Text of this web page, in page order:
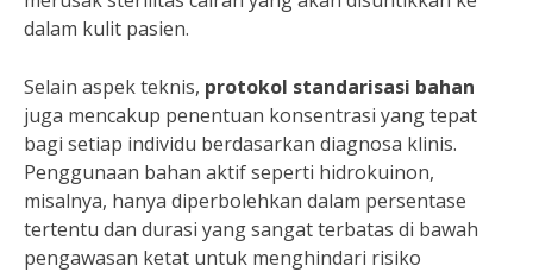
dalam kulit pasien.
Selain aspek teknis, protokol standarisasi bahan
juga mencakup penentuan konsentrasi yang tepat
bagi setiap individu berdasarkan diagnosa klinis.
Penggunaan bahan aktif seperti hidrokuinon,
misalnya, hanya diperbolehkan dalam persentase
tertentu dan durasi yang sangat terbatas di bawah
pengawasan ketat untuk menghindari risiko